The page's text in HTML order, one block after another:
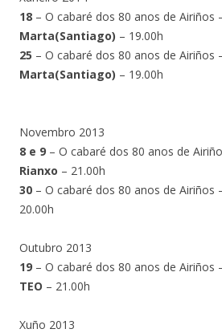
18 – O cabaré dos 80 anos de Airiños
Marta(Santiago) – 19.00h
25 – O cabaré dos 80 anos de Airiños
Marta(Santiago) – 19.00h
Novembro 2013
8 e 9 – O cabaré dos 80 anos de
Rianxo – 21.00h
30 – O cabaré dos 80 anos de Airiños
20.00h
Outubro 2013
19 – O cabaré dos 80 anos de Airiños
TEO – 21.00h
Xuño 2013